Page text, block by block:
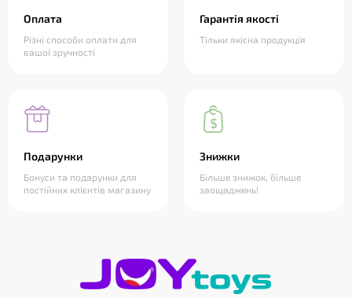
Оплата
Різні способи оплати для
вашої зручності
Гарантія якості
Тільки якісна продукція
Подарунки
Бонуси та подарунки для
постійних клієнтів магазину
Знижки
Більше знижок, більше
заощаджень!